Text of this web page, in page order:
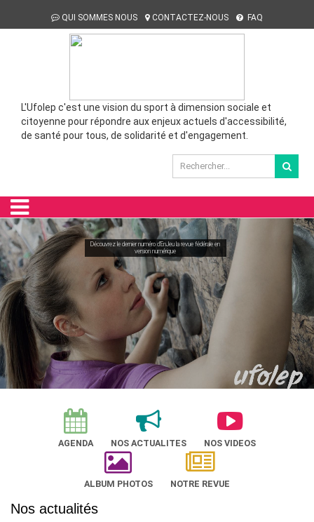
QUI SOMMES NOUS CONTACTEZ-NOUS FAQ
L'Ufolep c'est une vision du sport à dimension sociale et
citoyenne pour répondre aux enjeux actuels d'accessibilité,
de santé pour tous, de solidarité et d'engagement.
Découvrez le dernier numéro d'EnJeu la revue fédérale en
version numérique
AGENDA NOS ACTUALITES NOS VIDEOS
ALBUM PHOTOS NOTRE REVUE
Nos actualités